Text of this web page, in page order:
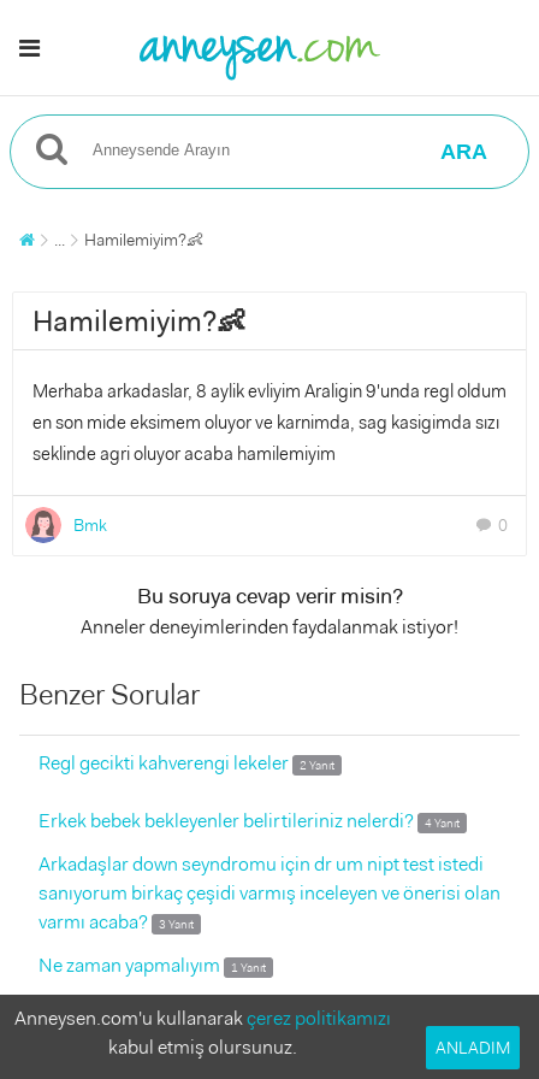
ARA
... Hamilemiyim?👶
Hamilemiyim?👶
Merhaba arkadaslar, 8 aylik evliyim Araligin 9'unda regl oldum
en son mide eksimem oluyor ve karnimda, sag kasigimda sızı
seklinde agri oluyor acaba hamilemiyim
Bmk chat 0
Bu soruya cevap verir misin?
Anneler deneyimlerinden faydalanmak istiyor!
Benzer Sorular
Regl gecikti kahverengi lekeler 2 Yanıt
Erkek bebek bekleyenler belirtileriniz nelerdi? 4 Yanıt
Arkadaşlar down seyndromu için dr um nipt test istedi
sanıyorum birkaç çeşidi varmış inceleyen ve önerisi olan
varmı acaba?
3 Yanıt
Ne zaman yapmalıyım 1 Yanıt
Spiral taktırmak istiyorum 3 Yanıt
Anneysen.com'u kullanarakçerez politikamızı
kabul etmiş olursunuz.
ANLADIM